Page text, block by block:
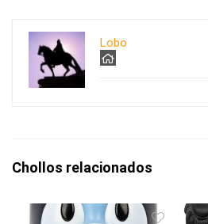
Lobo
Chollos relacionados